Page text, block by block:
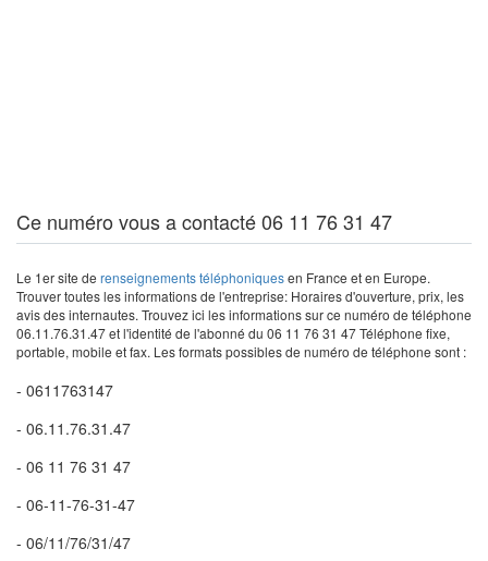
Ce numéro vous a contacté 06 11 76 31 47
Le 1er site de renseignements téléphoniquesen France et en Europe.
Trouver toutes les informations de l'entreprise: Horaires d'ouverture, prix, les
avis des internautes. Trouvez ici les informations sur ce numéro de téléphone
06.11.76.31.47 et l'identité de l'abonné du 06 11 76 31 47 Téléphone fixe,
portable, mobile et fax. Les formats possibles de numéro de téléphone sont :
- 0611763147
- 06.11.76.31.47
- 06 11 76 31 47
- 06-11-76-31-47
- 06/11/76/31/47